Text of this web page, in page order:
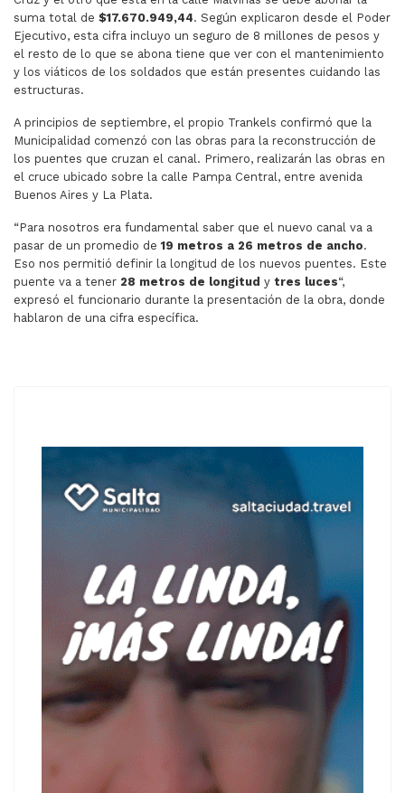
suma total de $17.670.949,44. Según explicaron desde el Poder
Ejecutivo, esta cifra incluyo un seguro de 8 millones de pesos y
el resto de lo que se abona tiene que ver con el mantenimiento
y los viáticos de los soldados que están presentes cuidando las
estructuras.
A principios de septiembre, el propio Trankels confirmó que la
Municipalidad comenzó con las obras para la reconstrucción de
los puentes que cruzan el canal. Primero, realizarán las obras en
el cruce ubicado sobre la calle Pampa Central, entre avenida
Buenos Aires y La Plata.
“Para nosotros era fundamental saber que el nuevo canal va a
pasar de un promedio de19 metros a 26 metros de ancho.
Eso nos permitió definir la longitud de los nuevos puentes. Este
puente va a tener 28 metros de longitud y tres luces“,
expresó el funcionario durante la presentación de la obra, donde
hablaron de una cifra específica.